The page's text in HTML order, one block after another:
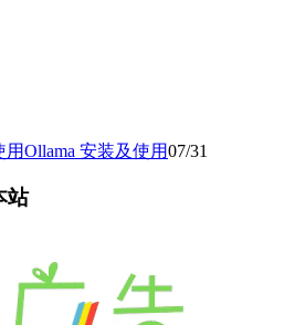
Ollama 安装及使用07/31
站